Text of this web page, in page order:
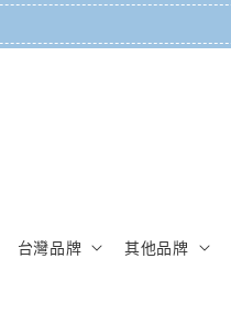
台灣品牌 其他品牌